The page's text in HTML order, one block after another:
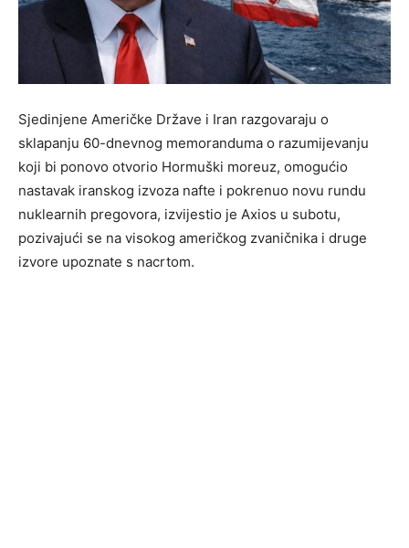
Sjedinjene Američke Države i Iran razgovaraju o
sklapanju 60-dnevnog memoranduma o razumijevanju
koji bi ponovo otvorio Hormuški moreuz, omogućio
nastavak iranskog izvoza nafte i pokrenuo novu rundu
nuklearnih pregovora, izvijestio je Axios u subotu,
pozivajući se na visokog američkog zvaničnika i druge
izvore upoznate s nacrtom.